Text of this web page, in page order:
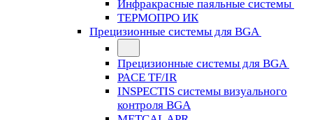
Инфракрасные паяльные системы
ТЕРМОПРО ИК
Прецизионные системы для BGA
Прецизионные системы для BGA
PACE TF/IR
INSPECTIS системы визуального
контроля BGA